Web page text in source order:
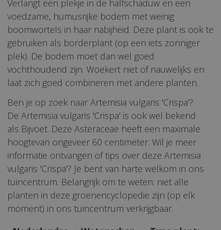
Verlangt een plekje in de halfschaduw en een
voedzame, humusrijke bodem met weinig
boomwortels in haar nabijheid. Deze plant is ook te
gebruiken als borderplant (op een iets zonniger
plek). De bodem moet dan wel goed
vochthoudend zijn. Woekert niet of nauwelijks en
laat zich goed combineren met andere planten.
Ben je op zoek naar Artemisia vulgaris 'Crispa'?
De Artemisia vulgaris 'Crispa' is ook wel bekend
als Bijvoet. Deze Asteraceae heeft een maximale
hoogtevan ongeveer 60 centimeter. Wil je meer
informatie ontvangen of tips over deze Artemisia
vulgaris 'Crispa'? Je bent van harte welkom in ons
tuincentrum. Belangrijk om te weten: niet alle
planten in deze groenencyclopedie zijn (op elk
moment) in ons tuincentrum verkrijgbaar.